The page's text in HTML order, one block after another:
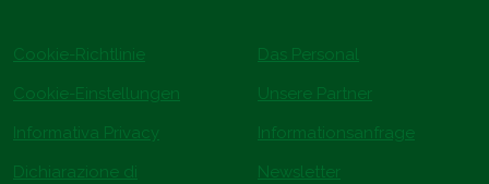
Cookie-Richtlinie
Cookie-Einstellungen
Informativa Privacy
Dichiarazione di
Das Personal
Unsere Partner
Informationsanfrage
Newsletter